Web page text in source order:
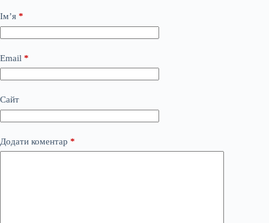
Ім’я *
Email *
Сайт
Додати коментар *